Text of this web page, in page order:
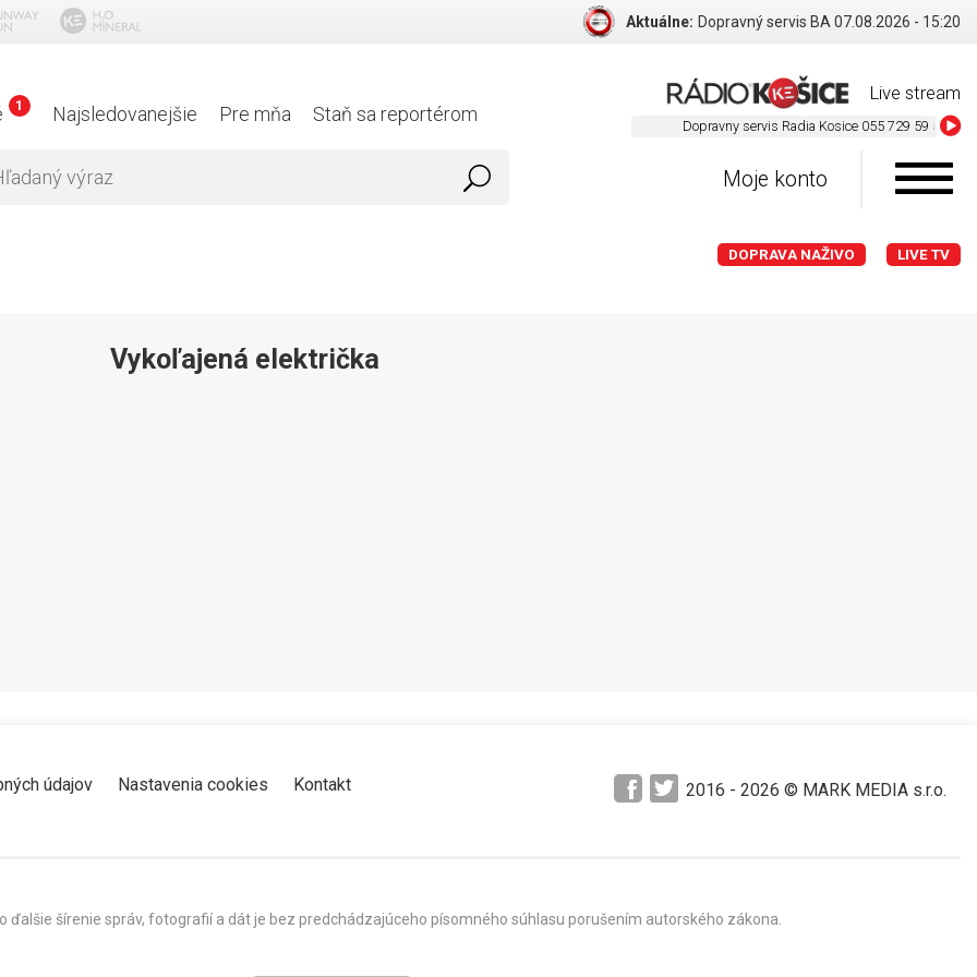
Aktuálne: Dopravný servis BA 07.08.2026 - 15:20
Live stream
Dopravny servis Radia Kosice 055 729 59 59
1 Najsledovanejšie Pre mňa Staň sa reportérom
Moje konto
DOPRAVA NAŽIVO LIVE TV
Vykoľajená električka
údajov Nastavenia cookies Kontakt 2016 - 2026 © MARK MEDIA s.r.o.
ďalšie šírenie správ, fotografií a dát je bez predchádzajúceho písomného súhlasu porušením autorského zákona.